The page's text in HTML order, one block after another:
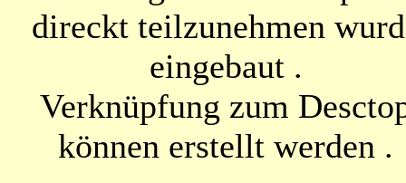
direckt teilzunehmen
eingebaut .
Verknüpfung zum
können erstellt werden .